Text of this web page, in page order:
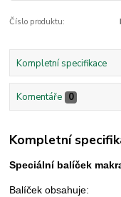
Číslo produktu:
Kompletní specifikace
Komentáře 0
Kompletní
Speciální balíček
Balíček obsahuje: